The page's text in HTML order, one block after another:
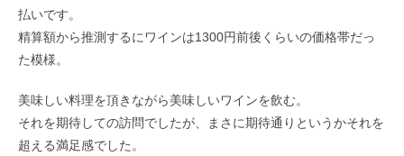
払いです。
精算額から推測するにワインは1300円前後くらいの価格帯だっ
た模様。
美味しい料理を頂きながら美味しいワインを飲む。
それを期待しての訪問でしたが、まさに期待通りというかそれを
超える満足感でした。